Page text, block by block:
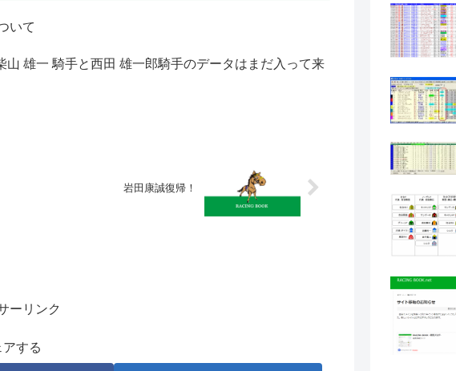
いて
雄一 騎手と西田 雄一郎騎手のデータはまだ入って来
岩田康誠復帰！
ーリンク
アする